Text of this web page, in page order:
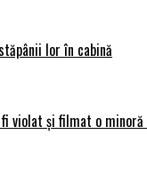
lor în cabină
violat și filmat o minoră